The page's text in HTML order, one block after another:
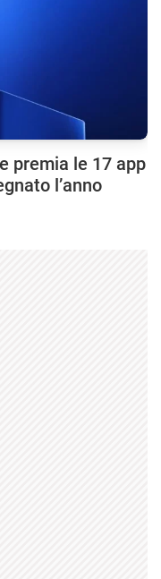
premia le 17 app
l’anno